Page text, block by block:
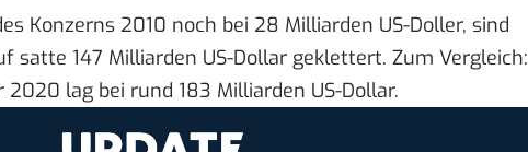
Konzerns 2010 noch bei 28 Milliarden US-Doller, sind
satte 147 Milliarden US-Dollar geklettert. Zum Vergleich:
2020 lag bei rund 183 Milliarden US-Dollar.